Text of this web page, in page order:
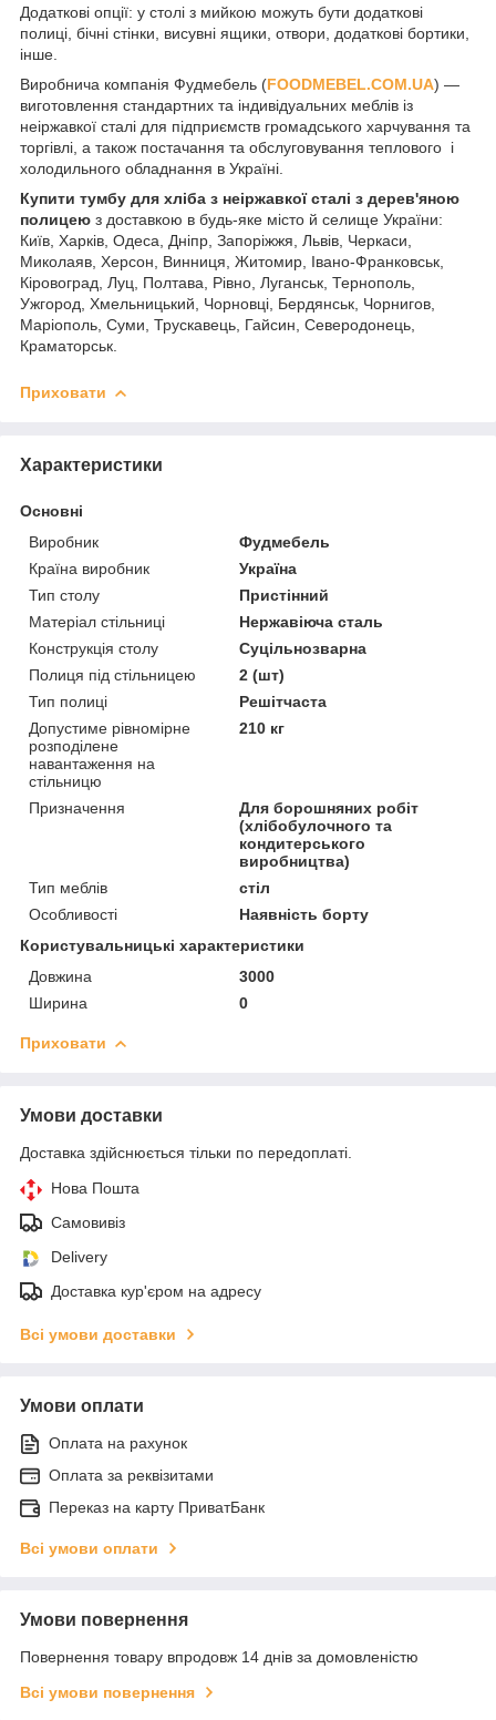
Додаткові опції: у столі з мийкою можуть бути додаткові
полиці, бічні стінки, висувні ящики, отвори, додаткові бортики,
інше.
Виробнича компанія Фудмебель (FOODMEBEL.СOM.UA) —
виготовлення стандартних та індивідуальних меблів із
неіржавкої сталі для підприємств громадського харчування та
торгівлі, а також постачання та обслуговування теплового і
холодильного обладнання в Україні.
Купити тумбу для хліба з неіржавкої сталі з дерев'яною
полицею з доставкою в будь-яке місто й селище України:
Київ, Харків, Одеса, Дніпр, Запоріжжя, Львів, Черкаси,
Миколаяв, Херсон, Винниця, Житомир, Івано-Франковськ,
Кіровоград, Луц, Полтава, Рівно, Луганськ, Тернополь,
Ужгород, Хмельницький, Чорновці, Бердянськ, Чорнигов,
Маріополь, Суми, Трускавець, Гайсин, Северодонець,
Краматорськ.
Приховати
Характеристики
Основні
Виробник
Фудмебель
Країна виробник
Україна
Тип столу
Пристінний
Матеріал стільниці
Нержавіюча сталь
Конструкція столу
Суцільнозварна
Полиця під стільницею
2 (шт)
Тип полиці
Решітчаста
Допустиме рівномірне
розподілене
навантаження на
стільницю
210 кг
Призначення
Для борошняних робіт
(хлібобулочного та
кондитерського
виробництва)
Тип меблів
стіл
Особливості
Наявність борту
Користувальницькі характеристики
Довжина
3000
Ширина
0
Приховати
Умови доставки
Доставка здійснюється тільки по передоплаті.
Нова Пошта
Самовивіз
Delivery
Доставка кур'єром на адресу
Всі умови доставки
Умови оплати
Оплата на рахунок
Оплата за реквізитами
Переказ на карту ПриватБанк
Всі умови оплати
Умови повернення
Повернення товару впродовж 14 днів за домовленістю
Всі умови повернення